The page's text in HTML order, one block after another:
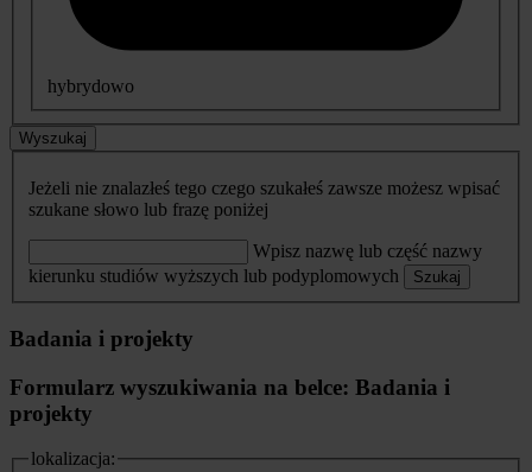
hybrydowo
Wyszukaj
Jeżeli nie znalazłeś tego czego szukałeś zawsze możesz wpisać
szukane słowo lub frazę poniżej
Wpisz nazwę lub część nazwy
kierunku studiów wyższych lub podyplomowych
Szukaj
Badania i projekty
Formularz wyszukiwania na belce: Badania i
projekty
lokalizacja: